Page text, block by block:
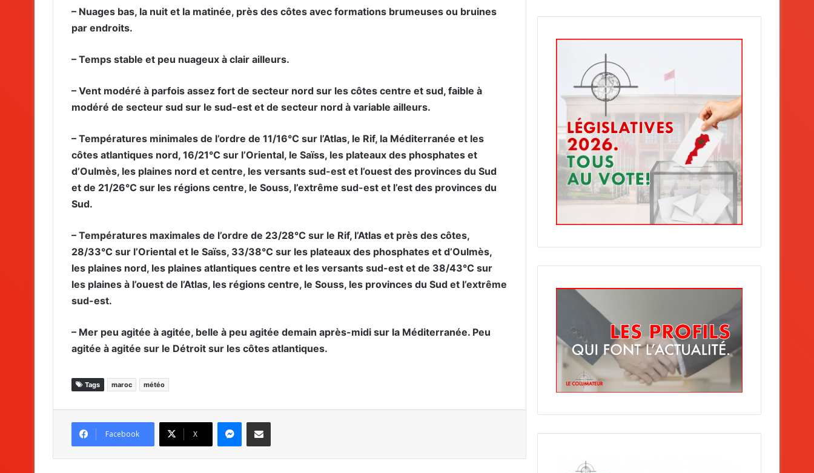
– Nuages bas, la nuit et la matinée, près des côtes avec formations brumeuses ou bruines
par endroits.
– Temps stable et peu nuageux à clair ailleurs.
– Vent modéré à parfois assez fort de secteur nord sur les côtes centre et sud, faible à
modéré de secteur sud sur le sud-est et de secteur nord à variable ailleurs.
– Températures minimales de l’ordre de 11/16°C sur l’Atlas, le Rif, la Méditerranée et les
côtes atlantiques nord, 16/21°C sur l’Oriental, le Saïss, les plateaux des phosphates et
d’Oulmès, les plaines nord et centre, les versants sud-est et l’ouest des provinces du Sud
et de 21/26°C sur les régions centre, le Souss, l’extrême sud-est et l’est des provinces du
Sud.
– Températures maximales de l’ordre de 23/28°C sur le Rif, l’Atlas et près des côtes,
28/33°C sur l’Oriental et le Saïss, 33/38°C sur les plateaux des phosphates et d’Oulmès,
les plaines nord, les plaines atlantiques centre et les versants sud-est et de 38/43°C sur
les plaines à l’ouest de l’Atlas, les régions centre, le Souss, les provinces du Sud et l’extrême
sud-est.
– Mer peu agitée à agitée, belle à peu agitée demain après-midi sur la Méditerranée. Peu
agitée à agitée sur le Détroit sur les côtes atlantiques.
Tags maroc météo
Facebook X